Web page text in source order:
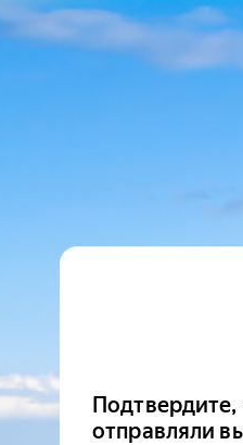
Подтвердите,
отправляли